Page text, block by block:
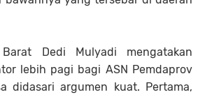
Dedi Mulyadi mengatakan
lebih pagi bagi ASN Pemdaprov
didasari argumen kuat. Pertama,